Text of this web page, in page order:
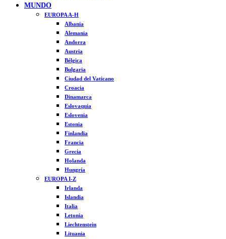
MUNDO
EUROPA A-H
Albania
Alemania
Andorra
Austria
Bélgica
Bulgaria
Ciudad del Vaticano
Croacia
Dinamarca
Eslovaquia
Eslovenia
Estonia
Finlandia
Francia
Grecia
Holanda
Hungría
EUROPA I-Z
Irlanda
Islandia
Italia
Letonia
Liechtenstein
Lituania